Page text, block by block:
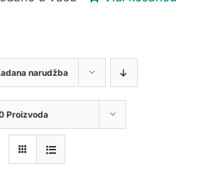
narudžba
Proizvoda